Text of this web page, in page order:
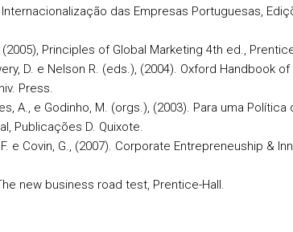
Internacionalização das Empresas Portuguesas,
Principles of Global Marketing 4th ed.,
D. e Nelson R. (eds.), (2004). Oxford Handbook of
Press.
A., e Godinho, M. (orgs.), (2003). Para uma Política
Publicações D. Quixote.
e Covin, G., (2007). Corporate Entrepreneuship &
new business road test, Prentice-Hall.